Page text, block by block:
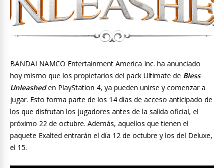
BANDAI NAMCO Entertainment America Inc. ha anunciado
hoy mismo que los propietarios del pack Ultimate de Bless
Unleasheden PlayStation 4, ya pueden unirse y comenzar a
jugar. Esto forma parte de los 14 días de acceso anticipado de
los que disfrutan los jugadores antes de la salida oficial, el
próximo 22 de octubre. Además, aquellos que tienen el
paquete Exalted entrarán el día 12 de octubre y los del Deluxe,
el 15.